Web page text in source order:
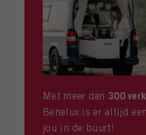
Met meer dan 300
Benelux is er altijd
jou in de buurt!